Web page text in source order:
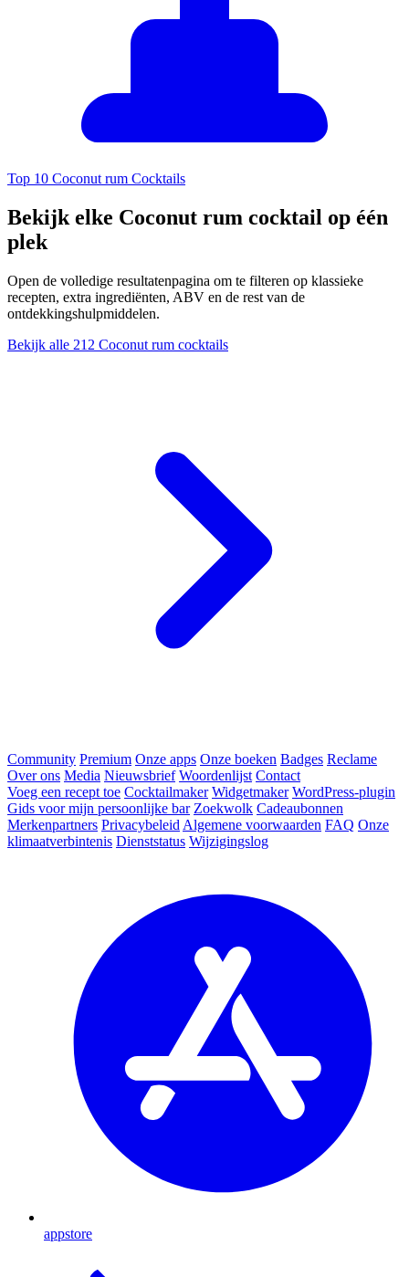
Top 10 Coconut rum Cocktails
Bekijk elke Coconut rum cocktail op één
plek
Open de volledige resultatenpagina om te filteren op klassieke
recepten, extra ingrediënten, ABV en de rest van de
ontdekkingshulpmiddelen.
Bekijk alle 212 Coconut rum cocktails
Community Premium Onze apps Onze boeken Badges Reclame
Over ons Media Nieuwsbrief Woordenlijst Contact
Voeg een recept toe Cocktailmaker Widgetmaker WordPress-plugin
Gids voor mijn persoonlijke bar Zoekwolk Cadeaubonnen
Merkenpartners Privacybeleid Algemene voorwaarden FAQ Onze
klimaatverbintenis Dienststatus Wijzigingslog
appstore